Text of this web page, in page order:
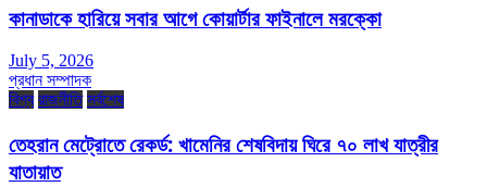
কানাডাকে হারিয়ে সবার আগে কোয়ার্টার ফাইনালে মরক্কো
July 5, 2026
প্রধান সম্পাদক
বিশ্ব রাজনীতি সর্বশেষ
তেহরান মেট্রোতে রেকর্ড: খামেনির শেষবিদায় ঘিরে ৭০ লাখ যাত্রীর
যাতায়াত